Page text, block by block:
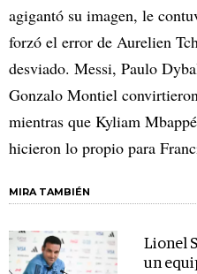
agigantó su imagen, le
forzó el error de Aurelien
desviado. Messi, Paulo
Gonzalo Montiel
mientras que Kyliam
hicieron lo propio para
MIRA TAMBIÉN
Lionel
un